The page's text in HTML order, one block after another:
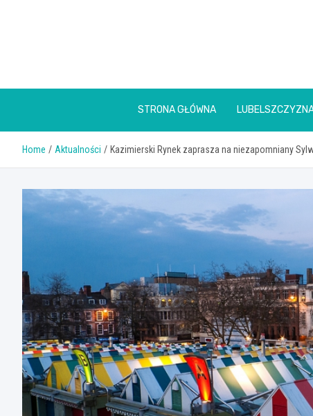
STRONA GŁÓWNA
Home Aktualności Kazimierski Rynek zaprasza na niezapomniany